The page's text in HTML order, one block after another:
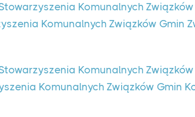
Komunalnych
Komunalnych Związków Gmin
Komunalnych
Komunalnych Związków Gmin